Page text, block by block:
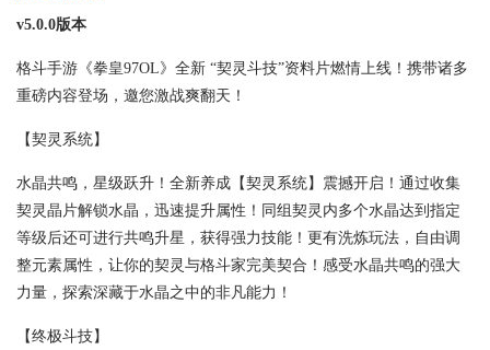
v5.0.0版本
格斗手游《拳皇97OL》全新 “契灵斗技”资料片燃情上线！携带诸多
重磅内容登场，邀您激战爽翻天！
【契灵系统】
水晶共鸣，星级跃升！全新养成【契灵系统】震撼开启！通过收集
契灵晶片解锁水晶，迅速提升属性！同组契灵内多个水晶达到指定
等级后还可进行共鸣升星，获得强力技能！更有洗炼玩法，自由调
整元素属性，让你的契灵与格斗家完美契合！感受水晶共鸣的强大
力量，探索深藏于水晶之中的非凡能力！
【终极斗技】